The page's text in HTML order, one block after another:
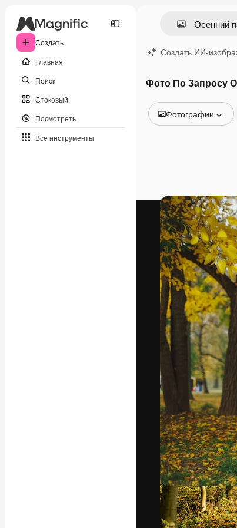
Создать
Главная
Поиск
Стоковый
Посмотреть
Все инструменты
Создать ИИ-
Фото По Запросу
Фотографии
Видео
Видеоролик
Моушн-дизайн
Видеошаблоны
Иконки
3D-модели
Шрифты
ваших